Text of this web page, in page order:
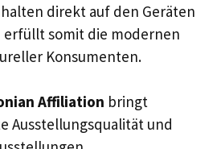
direkt auf den Geräten
erfüllt somit die modernen
Konsumenten.
Affiliation bringt
Ausstellungsqualität und